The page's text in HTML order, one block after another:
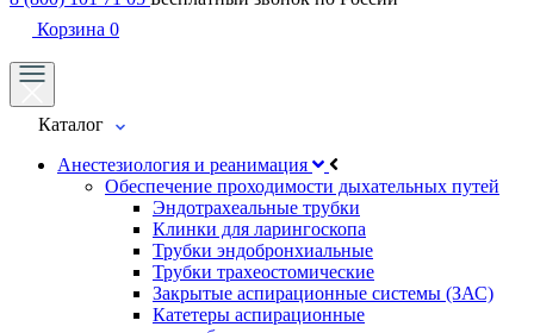
Корзина 0
Каталог
Анестезиология и реанимация
Обеспечение проходимости дыхательных путей
Эндотрахеальные трубки
Клинки для ларингоскопа
Трубки эндобронхиальные
Трубки трахеостомические
Закрытые аспирационные системы (ЗАС)
Катетеры аспирационные